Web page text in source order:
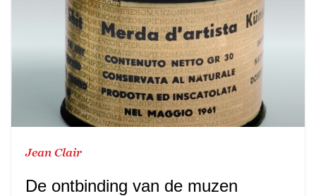
Jean Clair
De ontbinding van de muzen